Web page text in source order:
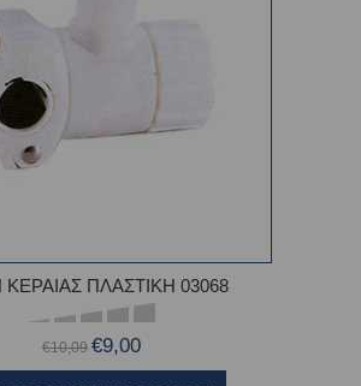
ΠΛΑΣΤΙΚΗ 03068
€10,09 €9,00